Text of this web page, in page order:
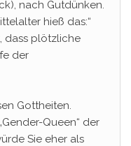
nach Gutdünken.
hieß das:“
dass plötzliche
der
Gottheiten.
Queen“ der
Sie eher als